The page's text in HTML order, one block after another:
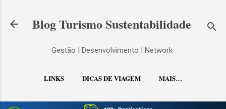
Blog Turismo Sustentabilidade
Gestão | Desenvolvimento | Network
LINKS DICAS DE VIAGEM MAIS…
CONTATO